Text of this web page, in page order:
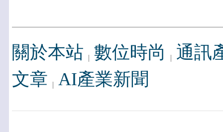
關於本站 數位時尚
通訊
文章 AI產業新聞